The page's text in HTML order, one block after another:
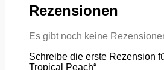
Rezensionen
Es gibt noch keine
Schreibe die erste Rezension
Tropical Peach“